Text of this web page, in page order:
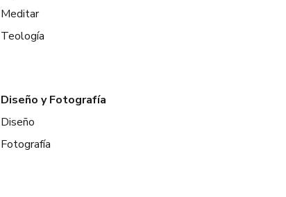
Meditar
Teología
Diseño y Fotografía
Diseño
Fotografía